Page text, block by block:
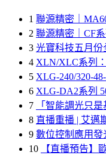
1 聯源精密｜
2 聯源精密｜CF
3 光寶科技五月份
4 XLN/XLC系列
5 XLG-240/320-
6 XLG-DA2系列
7
「智能調光只
8 直播重播 | 艾邁
9 數位控制應用發
10
【直播預告】